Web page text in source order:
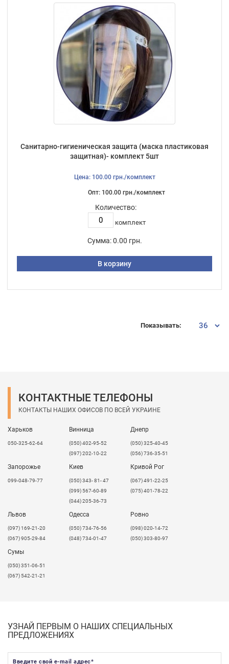
Санитарно-гигиеническая защита (маска пластиковая
защитная)- комплект 5шт
Цена: 100.00 грн./комплект
Опт: 100.00 грн./комплект
Количество:
комплект
Сумма: 0.00 грн.
В корзину
Показывать:
КОНТАКТНЫЕ ТЕЛЕФОНЫ
КОНТАКТЫ НАШИХ ОФИСОВ ПО ВСЕЙ УКРАИНЕ
Харьков
050-325-62-64
Винница
(050) 402-95-52
(097) 202-10-22
Днепр
(050) 325-40-45
(056) 736-35-51
Запорожье
099-048-79-77
Киев
(050) 343- 81- 47
(099) 567-60-89
(044) 205-36-73
Кривой Рог
(067) 491-22-25
(075) 401-78-22
Львов
​(097) 169-21-20
(067) 905-29-84
Одесса
(050) 734-76-56
(048) 734-01-47
Ровно
(098) 020-14-72
(050) 303-80-97
Сумы
(050) 351-06-51
(067) 542-21-21
УЗНАЙ ПЕРВЫМ О НАШИХ СПЕЦИАЛЬНЫХ
ПРЕДЛОЖЕНИЯХ
Введите свой e-mail адрес*